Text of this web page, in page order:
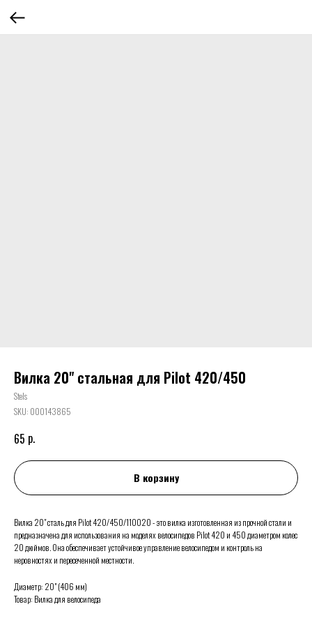
Вилка 20" стальная для Pilot 420/450
Stels
SKU: 000143865
65 р.
В корзину
Вилка 20" сталь для Pilot 420/450/110020 - это вилка изготовленная из прочной стали и
предназначена для использования на моделях велосипедов Pilot 420 и 450 диаметром колес
20 дюймов. Она обеспечивает устойчивое управление велосипедом и контроль на
неровностях и пересеченной местности.
Диаметр: 20" (406 мм)
Товар: Вилка для велосипеда